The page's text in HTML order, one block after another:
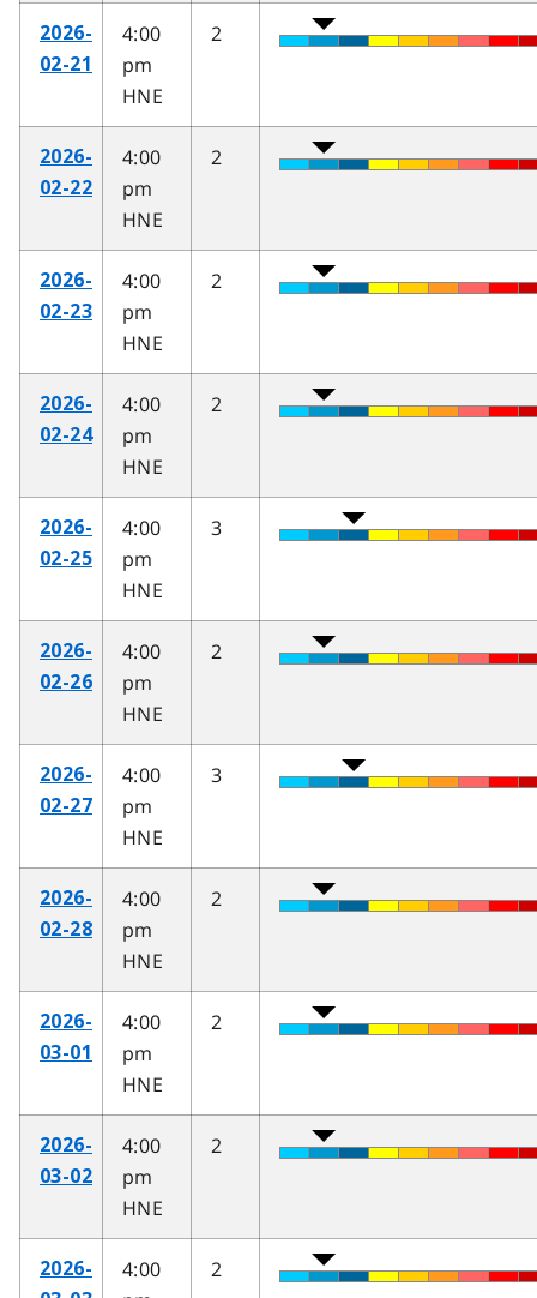
2026-
02-21
4:00
pm
HNE
2
2026-
02-22
4:00
pm
HNE
2
2026-
02-23
4:00
pm
HNE
2
2026-
02-24
4:00
pm
HNE
2
2026-
02-25
4:00
pm
HNE
3
2026-
02-26
4:00
pm
HNE
2
2026-
02-27
4:00
pm
HNE
3
2026-
02-28
4:00
pm
HNE
2
2026-
03-01
4:00
pm
HNE
2
2026-
03-02
4:00
pm
HNE
2
2026-
4:00
2